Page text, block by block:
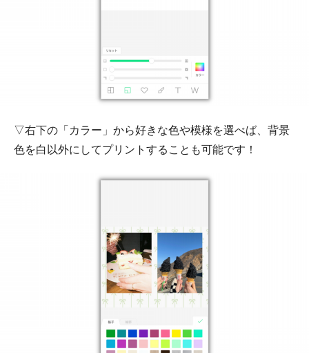
▽右下の「カラー」から好きな色や模様を選べば、背景
色を白以外にしてプリントすることも可能です！